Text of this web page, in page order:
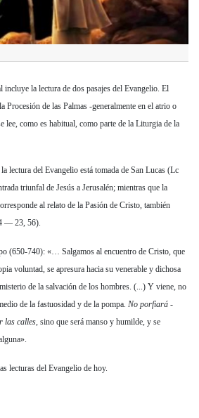
incluye la lectura de dos pasajes del Evangelio. El
Procesión de las Palmas -generalmente en el atrio o
lee, como es habitual, como parte de la Liturgia de la
lectura del Evangelio está tomada de San Lucas (Lc
triunfal de Jesús a Jerusalén; mientras que la
al relato de la Pasión de Cristo, también
— 23, 56).
(650-740): «… Salgamos al encuentro de Cristo, que
voluntad, se apresura hacia su venerable y dichosa
de la salvación de los hombres. (...) Y viene, no
de la fastuosidad y de la pompa. No porfiará -
las calles, sino que será manso y humilde, y se
lecturas del Evangelio de hoy.